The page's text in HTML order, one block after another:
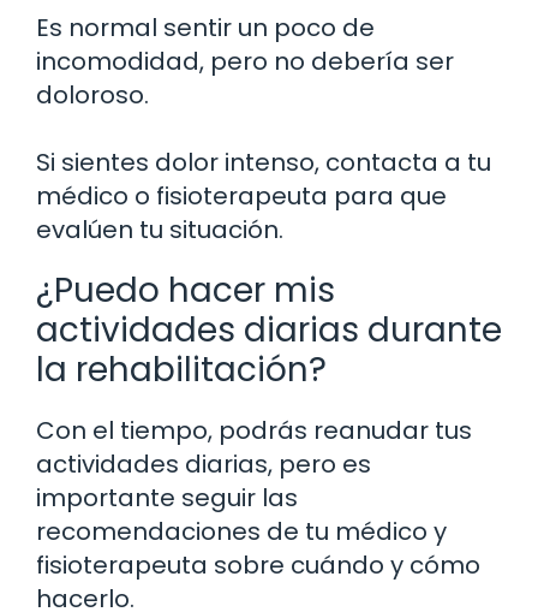
Es normal sentir un poco de
incomodidad, pero no debería ser
doloroso.
Si sientes dolor intenso, contacta a tu
médico o fisioterapeuta para que
evalúen tu situación.
¿Puedo hacer mis
actividades diarias durante
la rehabilitación?
Con el tiempo, podrás reanudar tus
actividades diarias, pero es
importante seguir las
recomendaciones de tu médico y
fisioterapeuta sobre cuándo y cómo
hacerlo.